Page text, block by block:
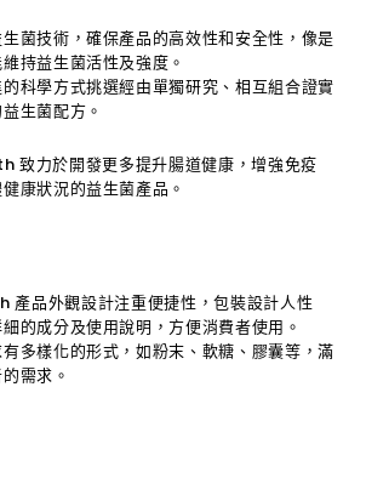
菌技術，確保產品的高效性和安全性，像是
持益生菌活性及強度。
科學方式挑選經由單獨研究、相互組合證實
生菌配方。
致力於開發更多提升腸道健康，增強免疫
康狀況的益生菌產品。
產品外觀設計注重便捷性，包裝設計人性
的成分及使用說明，方便消費者使用。
多樣化的形式，如粉末、軟糖、膠囊等，滿
需求。